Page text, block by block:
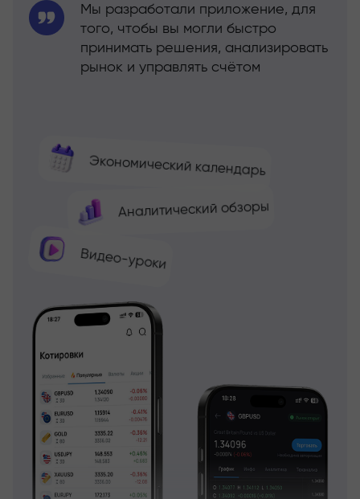
Экономический календарь
Аналитический обзоры
Видео-уроки
Мы разработали приложение, для
того, чтобы вы могли быстро
принимать решения, анализировать
рынок и управлять счётом